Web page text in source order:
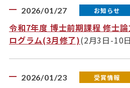
2026/01/27 お知らせ
令和7年度 博士前期課程 修士
ログラム(3月修了)(2月3日-10
2026/01/23 受賞情報